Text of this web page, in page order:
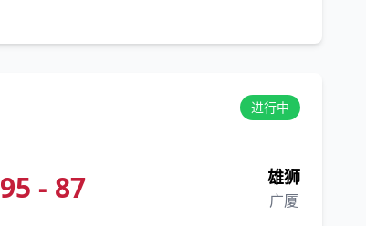
进行中
95 - 87 雄狮
广厦